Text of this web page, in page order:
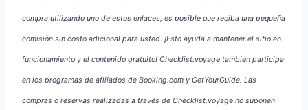
compra utilizando uno de estos enlaces, es posible que reciba una pequeña
comisión sin costo adicional para usted. ¡Esto ayuda a mantener el sitio en
funcionamiento y el contenido gratuito! Checklist.voyage también participa
en los programas de afiliados de Booking.com y GetYourGuide. Las
compras o reservas realizadas a través de Checklist.voyage no suponen